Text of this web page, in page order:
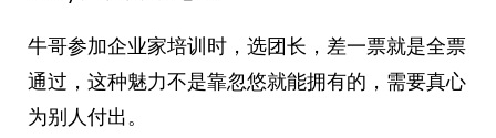
牛哥参加企业家培训时，选团长，差一票就是全票
通过，这种魅力不是靠忽悠就能拥有的，需要真心
为别人付出。